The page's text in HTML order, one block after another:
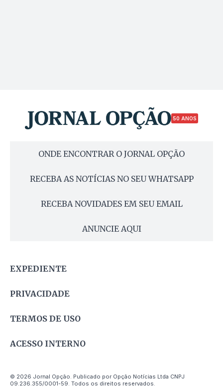
50 ANOS
ONDE ENCONTRAR O JORNAL OPÇÃO
RECEBA AS NOTÍCIAS NO SEU WHATSAPP
RECEBA NOVIDADES EM SEU EMAIL
ANUNCIE AQUI
EXPEDIENTE
PRIVACIDADE
TERMOS DE USO
ACESSO INTERNO
© 2026 Jornal Opção. Publicado por Opção Notícias Ltda CNPJ
09.236.355/0001-59. Todos os direitos reservados.